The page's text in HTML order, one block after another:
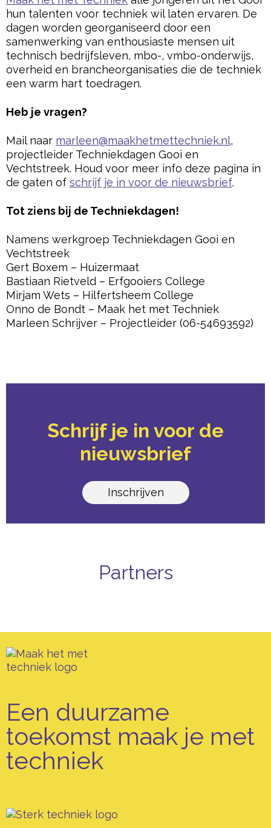
hun talenten voor techniek wil laten ervaren. De
dagen worden georganiseerd door een
samenwerking van enthousiaste mensen uit
technisch bedrijfsleven, mbo-, vmbo-onderwijs,
overheid en brancheorganisaties die de techniek
een warm hart toedragen.
Heb je vragen?
Mail naar marleen@maakhetmettechniek.nl,
projectleider Techniekdagen Gooi en
Vechtstreek. Houd voor meer info deze pagina in
de gaten of schrijf je in voor de nieuwsbrief.
Tot ziens bij de Techniekdagen!
Namens werkgroep Techniekdagen Gooi en
Vechtstreek
Gert Boxem – Huizermaat
Bastiaan Rietveld – Erfgooiers College
Mirjam Wets – Hilfertsheem College
Onno de Bondt – Maak het met Techniek
Marleen Schrijver – Projectleider (06-54693592)
Schrijf je in voor de
nieuwsbrief
Inschrijven
Partners
Een duurzame
toekomst maak je met
techniek